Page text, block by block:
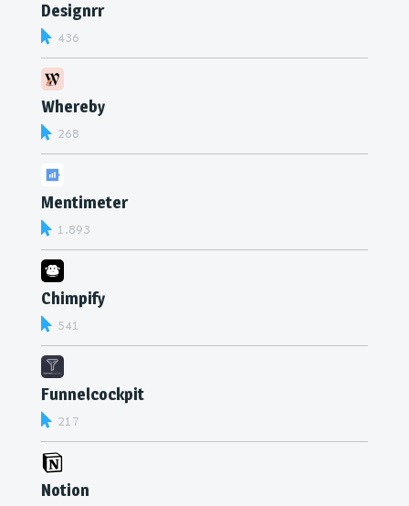
Designrr
436
Whereby
268
Mentimeter
1.893
Chimpify
541
Funnelcockpit
217
Notion